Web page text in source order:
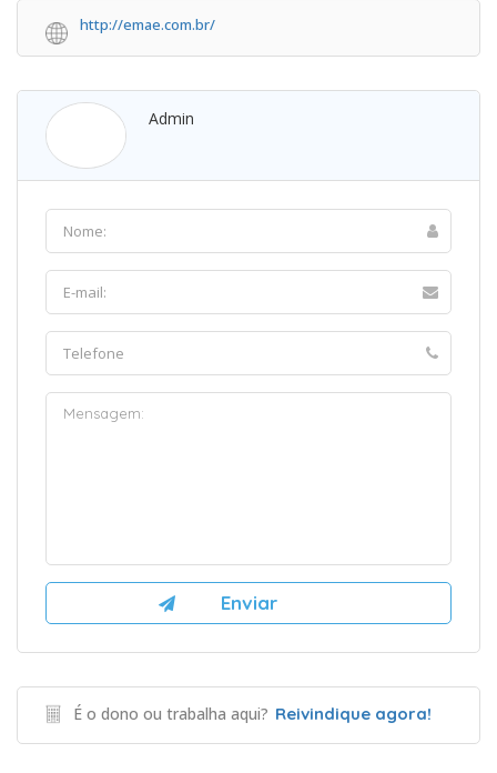
http://emae.com.br/
Admin
É o dono ou trabalha aqui? Reivindique agora!